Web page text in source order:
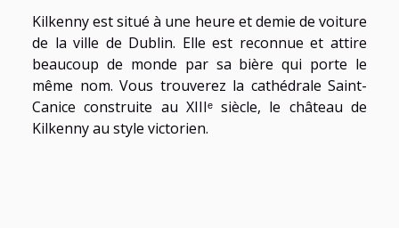
Kilkenny est situé à une heure et demie de voiture
de la ville de Dublin. Elle est reconnue et attire
beaucoup de monde par sa bière qui porte le
même nom. Vous trouverez la cathédrale Saint-
Canice construite au XIIIᵉ siècle, le château de
Kilkenny au style victorien.